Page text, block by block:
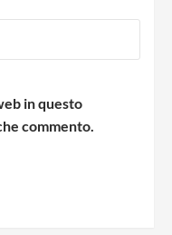
in questo
commento.